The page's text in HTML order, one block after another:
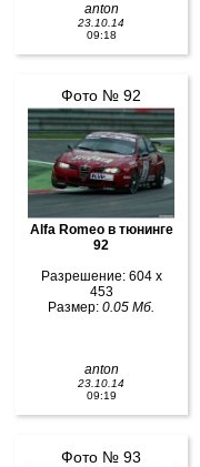
anton
23.10.14
09:18
Фото № 92
Alfa Romeo в тюнинге
92
Разрешение: 604 x
453
Размер: 0.05 Мб.
anton
23.10.14
09:19
Фото № 93